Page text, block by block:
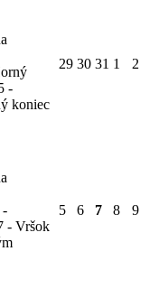
-
koniec
29 30 31 1 2
-
- Vršok
5 6 7 8 9